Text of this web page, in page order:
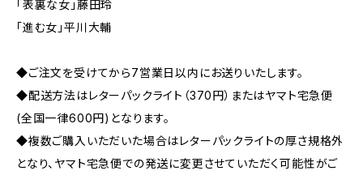
「表裏な女」藤田玲
「進む女」平川大輔
◆ご注文を受けてから7営業日以内にお送りいたします。
◆配送方法はレターパックライト（370円）またはヤマト宅急便
(全国一律600円)となります。
◆複数ご購入いただいた場合はレターパックライトの厚さ規格外
となり、ヤマト宅急便での発送に変更させていただく可能性がご